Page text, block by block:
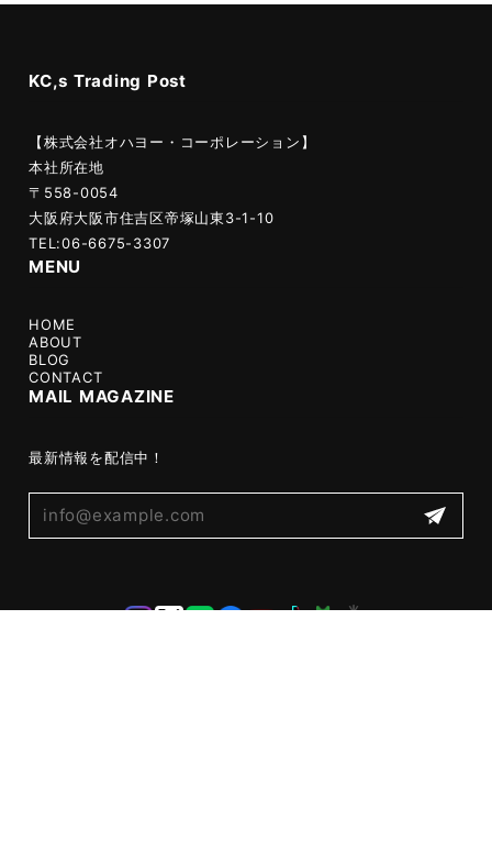
KC,s Trading Post
【株式会社オハヨー・コーポレーション】
本社所在地
〒558-0054
大阪府大阪市住吉区帝塚山東3-1-10
TEL:06-6675-3307
MENU
HOME
ABOUT
BLOG
CONTACT
MAIL MAGAZINE
最新情報を配信中！